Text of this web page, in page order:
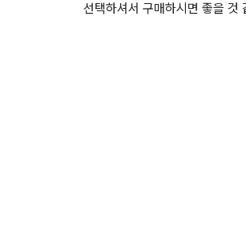
선택하셔서 구매하시면 좋을 것